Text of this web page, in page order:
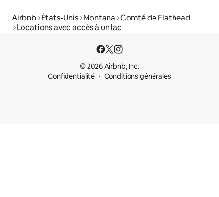
Airbnb États-Unis Montana Comté de Flathead
Locations avec accès à un lac
© 2026 Airbnb, Inc.
Confidentialité
Conditions générales